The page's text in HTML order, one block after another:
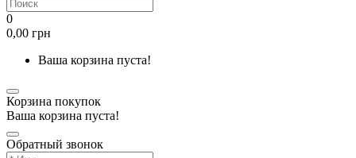
0
0,00 грн
Ваша корзина пуста!
Корзина покупок
Ваша корзина пуста!
Обратный звонок